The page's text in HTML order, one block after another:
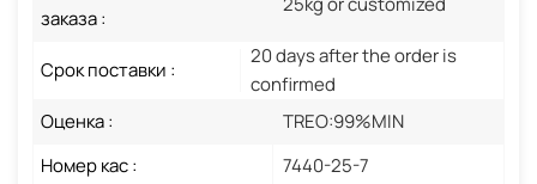
заказа :
Срок поставки :
20 days after the order is
confirmed
Оценка :
TREO:99%MIN
Номер кас :
7440-25-7